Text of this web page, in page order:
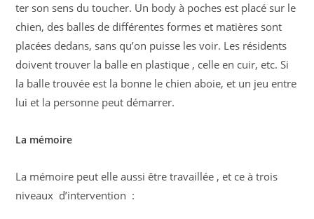
ter son sens du toucher. Un body à poches est placé sur le
chien, des balles de différentes formes et matières sont
placées dedans, sans qu’on puisse les voir. Les résidents
doivent trouver la balle en plastique , celle en cuir, etc. Si
la balle trouvée est la bonne le chien aboie, et un jeu entre
lui et la personne peut démarrer.
La mémoire
La mémoire peut elle aussi être travaillée , et ce à trois
niveaux d’intervention :